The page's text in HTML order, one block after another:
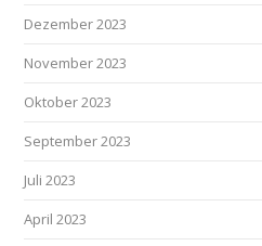
Dezember 2023
November 2023
Oktober 2023
September 2023
Juli 2023
April 2023